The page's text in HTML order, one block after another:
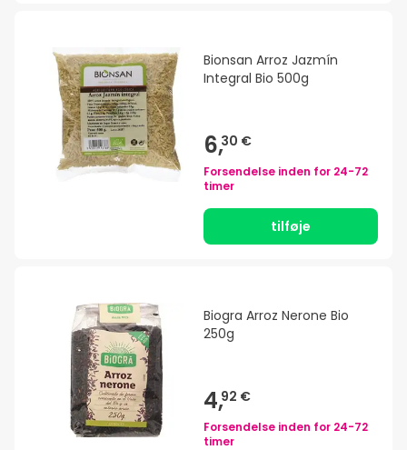
Bionsan Arroz Jazmín
Integral Bio 500g
6,30 €
Forsendelse inden for 24-72
timer
tilføje
Biogra Arroz Nerone Bio
250g
4,92 €
Forsendelse inden for 24-72
timer